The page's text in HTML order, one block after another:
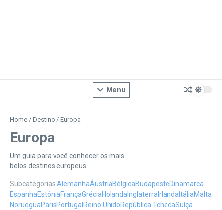
Menu
Home / Destino / Europa
Europa
Um guia para você conhecer os mais
belos destinos europeus.
Subcategorias:AlemanhaÁustriaBélgicaBudapesteDinamarca
EspanhaEstôniaFrançaGréciaHolanda Inglaterra Irlanda ItáliaMalta
NorueguaParisPortugal Reino UnidoRepública TchecaSuíça